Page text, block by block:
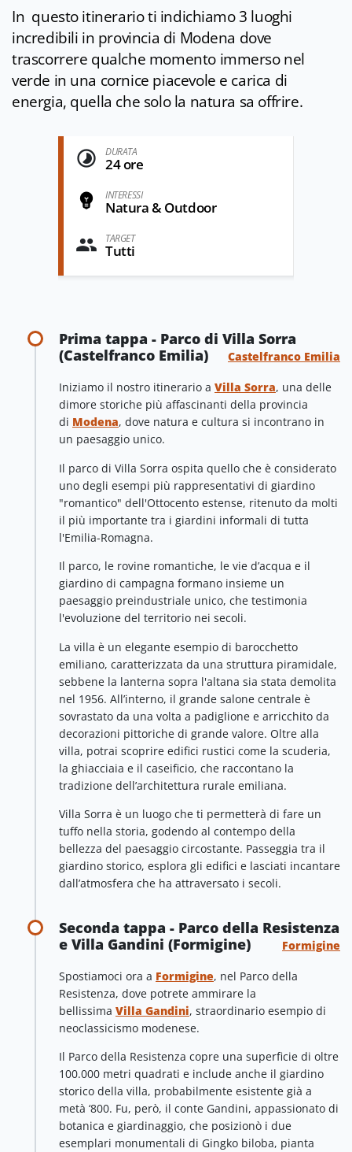
In questo itinerario ti indichiamo 3 luoghi
incredibili in provincia di Modena dove
trascorrere qualche momento immerso nel
verde in una cornice piacevole e carica di
energia, quella che solo la natura sa offrire.
DURATA
24 ore
INTERESSI
Natura & Outdoor
TARGET
Tutti
Prima tappa - Parco di Villa Sorra
(Castelfranco Emilia)
Castelfranco Emilia
Iniziamo il nostro itinerario a Villa Sorra, una delle
dimore storiche più affascinanti della provincia
di Modena, dove natura e cultura si incontrano in
un paesaggio unico.
Il parco di Villa Sorra ospita quello che è considerato
uno degli esempi più rappresentativi di giardino
"romantico" dell'Ottocento estense, ritenuto da molti
il più importante tra i giardini informali di tutta
l'Emilia-Romagna.
Il parco, le rovine romantiche, le vie d’acqua e il
giardino di campagna formano insieme un
paesaggio preindustriale unico, che testimonia
l'evoluzione del territorio nei secoli.
La villa è un elegante esempio di barocchetto
emiliano, caratterizzata da una struttura piramidale,
sebbene la lanterna sopra l'altana sia stata demolita
nel 1956. All’interno, il grande salone centrale è
sovrastato da una volta a padiglione e arricchito da
decorazioni pittoriche di grande valore. Oltre alla
villa, potrai scoprire edifici rustici come la scuderia,
la ghiacciaia e il caseificio, che raccontano la
tradizione dell’architettura rurale emiliana.
Villa Sorra è un luogo che ti permetterà di fare un
tuffo nella storia, godendo al contempo della
bellezza del paesaggio circostante. Passeggia tra il
giardino storico, esplora gli edifici e lasciati incantare
dall’atmosfera che ha attraversato i secoli.
Seconda tappa - Parco della Resistenza
e Villa Gandini (Formigine)
Formigine
Spostiamoci ora a Formigine, nel Parco della
Resistenza, dove potrete ammirare la
bellissima Villa Gandini, straordinario esempio di
neoclassicismo modenese.
Il Parco della Resistenza copre una superficie di oltre
100.000 metri quadrati e include anche il giardino
storico della villa, probabilmente esistente già a
metà ‘800. Fu, però, il conte Gandini, appassionato di
botanica e giardinaggio, che posizionò i due
esemplari monumentali di Gingko biloba, pianta